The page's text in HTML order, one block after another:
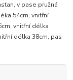
v pase pružná
54cm, vnitřní
vnitřní délka
délka 38cm, pas